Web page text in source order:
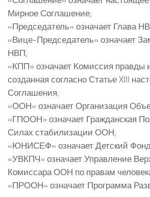
Мирное Соглашение;
«Председатель» означает Глава
«Вице-Председатель» означает
НВП;
«КПП» означает Комиссия правды
созданная согласно Статье XIII
Соглашения;
«ООН» означает Организация
«ГПООН» означает Гражданская
Силах стабилизации ООН;
«ЮНИСЕФ» означает Детский
«УВКПЧ» означает Управление
Комиссара ООН по правам
«ПРООН» означает Программа